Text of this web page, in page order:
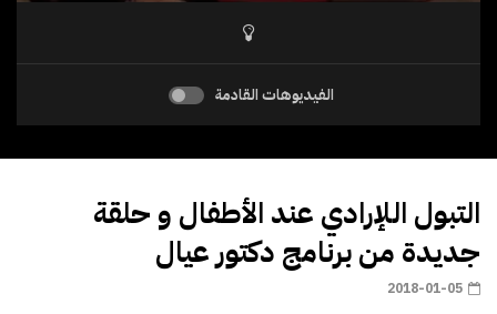
الفيديوهات القادمة
التبول اللإرادي عند الأطفال و حلقة
جديدة من برنامج دكتور عيال
2018-01-05